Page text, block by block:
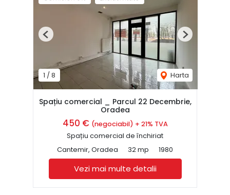
1 / 8 Harta
Previous Next
Spațiu comercial _ Parcul 22 Decembrie,
Oradea
450 € (negociabil) + 21% TVA
Spațiu comercial de închiriat
Cantemir, Oradea
32 mp 1980
Vezi mai multe detalii